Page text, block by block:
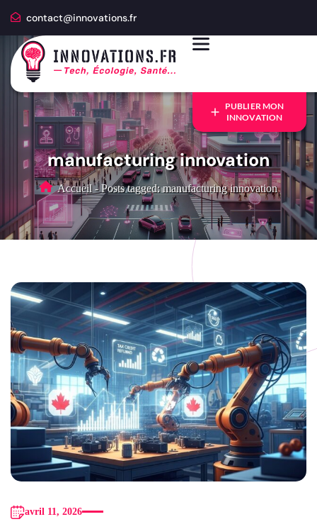
contact@innovations.fr
PUBLIER MON
INNOVATION
manufacturing innovation
Accueil - Posts tagged: manufacturing innovation
avril 11, 2026